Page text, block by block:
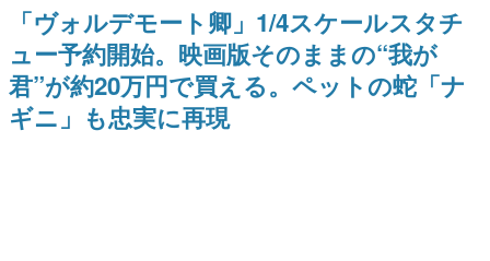
ゲームの企画書
名作ゲームクリエイターの方々に製作時のエピソードをお
聞きし、ヒットする企画（ゲーム）とは何か？を探ってい
きます。
赫本
この物語を解いてはいけない。『赫本』は、〈試験問題〉
アップショップが開催へ。マン
ガの舞台である群馬の「イオン
モール高崎」にて、8月11日か
ら8月20日までの期間限定で開
催予定
料で配布中。入手できる期間は8
月10日まで
「ヴォルデモート卿」1/4スケールスタチ
ュー予約開始。映画版そのままの“我が
君”が約20万円で買える。ペットの蛇「ナ
ギニ」も忠実に再現